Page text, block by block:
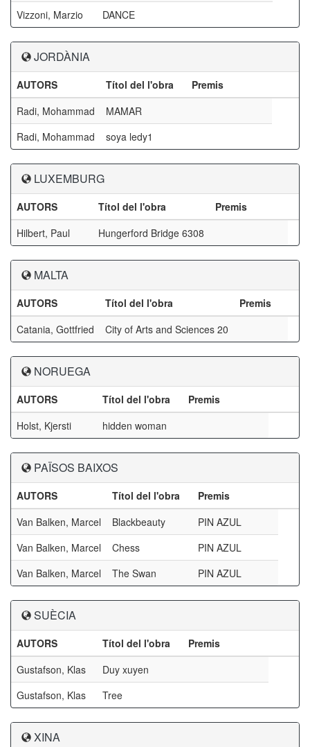
Vizzoni, Marzio
DANCE
JORDÀNIA
AUTORS Títol del l'obra
Premis
Radi, Mohammad
MAMAR
Radi, Mohammad
soya ledy1
LUXEMBURG
AUTORS Títol del l'obra
Premis
Hilbert, Paul
Hungerford Bridge 6308
MALTA
AUTORS Títol del l'obra
Premis
Catania, Gottfried
City of Arts and Sciences 20
NORUEGA
AUTORS Títol del l'obra
Premis
Holst, Kjersti
hidden woman
PAÏSOS BAIXOS
AUTORS Títol del l'obra
Premis
Van Balken, Marcel
Blackbeauty
PIN AZUL
Van Balken, Marcel
Chess
PIN AZUL
Van Balken, Marcel
The Swan PIN AZUL
SUÈCIA
AUTORS Títol del l'obra
Premis
Gustafson, Klas
Duy xuyen
Gustafson, Klas
Tree
XINA